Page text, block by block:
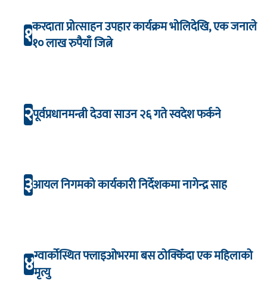
१करदाता प्रोत्साहन उपहार कार्यक्रम भाेलिदेखि, एक जनाले
१० लाख रुपैयाँ जित्ने
२पूर्वप्रधानमन्त्री देउवा साउन २६ गते स्वदेश फर्कने
३आयल निगमको कार्यकारी निर्देशकमा नागेन्द्र साह
४ग्वार्कोस्थित फ्लाइओभरमा बस ठोक्किँदा एक महिलाको
मृत्यु